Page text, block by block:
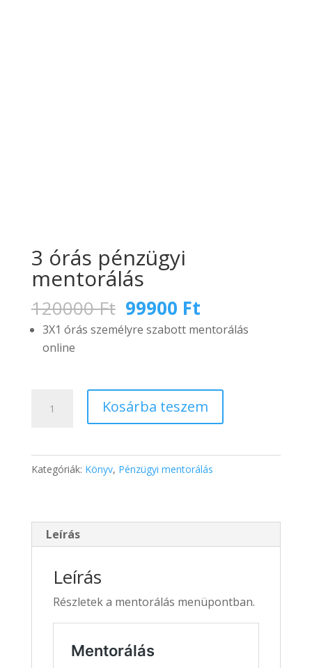
3 órás pénzügyi
mentorálás
120000Ft Original
price
was:
99900 FtCurrent
price
3X1 órás személyre szabott mentorálás
online
órás
mentorálás
mennyiség
Kosárba teszem
Kategóriák: Könyv, Pénzügyi mentorálás
Leírás
Leírás
Részletek a mentorálás menüpontban.